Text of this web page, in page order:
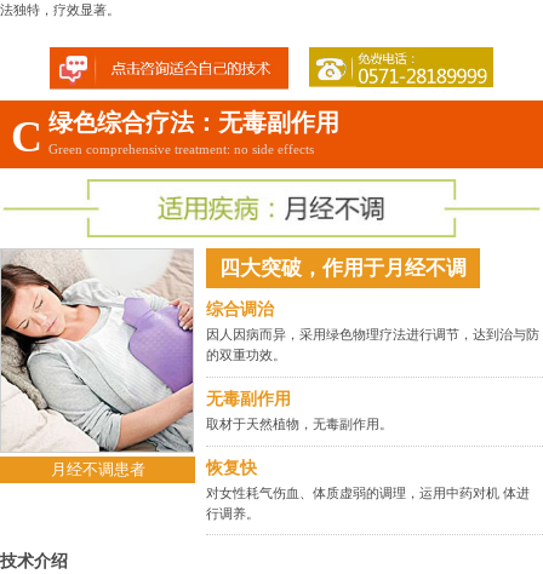
法独特，疗效显著。
C 绿色综合疗法：无毒副作用
Green comprehensive treatment: no side effects
四大突破，作用于月经不调
综合调治
因人因病而异，采用绿色物理疗法进行调节，达到治与防
的双重功效。
无毒副作用
取材于天然植物，无毒副作用。
恢复快
对女性耗气伤血、体质虚弱的调理，运用中药对机 体进
行调养。
月经不调患者
技术介绍